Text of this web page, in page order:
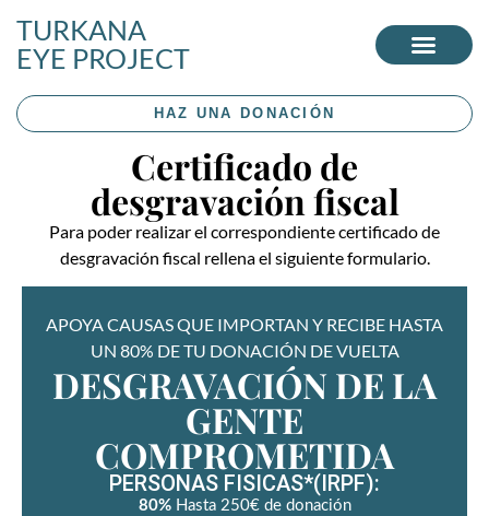
TURKANA
EYE PROJECT
HAZ UNA DONACIÓN
Certificado de
desgravación fiscal
Para poder realizar el correspondiente certificado de
desgravación fiscal rellena el siguiente formulario.
APOYA CAUSAS QUE IMPORTAN Y RECIBE HASTA
UN 80% DE TU DONACIÓN DE VUELTA
DESGRAVACIÓN DE LA
GENTE
COMPROMETIDA
PERSONAS FISICAS*(IRPF):
80%Hasta 250€ de donación